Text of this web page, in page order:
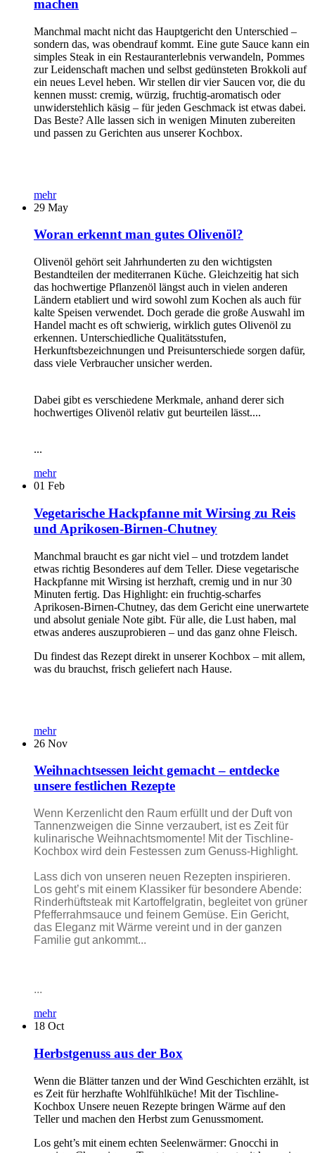
machen
Manchmal macht nicht das Hauptgericht den Unterschied –
sondern das, was obendrauf kommt. Eine gute Sauce kann ein
simples Steak in ein Restauranterlebnis verwandeln, Pommes
zur Leidenschaft machen und selbst gedünsteten Brokkoli auf
ein neues Level heben. Wir stellen dir vier Saucen vor, die du
kennen musst: cremig, würzig, fruchtig-aromatisch oder
unwiderstehlich käsig – für jeden Geschmack ist etwas dabei.
Das Beste? Alle lassen sich in wenigen Minuten zubereiten
und passen zu Gerichten aus unserer Kochbox.
mehr
29 May
Woran erkennt man gutes Olivenöl?
Olivenöl gehört seit Jahrhunderten zu den wichtigsten
Bestandteilen der mediterranen Küche. Gleichzeitig hat sich
das hochwertige Pflanzenöl längst auch in vielen anderen
Ländern etabliert und wird sowohl zum Kochen als auch für
kalte Speisen verwendet. Doch gerade die große Auswahl im
Handel macht es oft schwierig, wirklich gutes Olivenöl zu
erkennen. Unterschiedliche Qualitätsstufen,
Herkunftsbezeichnungen und Preisunterschiede sorgen dafür,
dass viele Verbraucher unsicher werden.
Dabei gibt es verschiedene Merkmale, anhand derer sich
hochwertiges Olivenöl relativ gut beurteilen lässt....
...
mehr
01 Feb
Vegetarische Hackpfanne mit Wirsing zu Reis
und Aprikosen-Birnen-Chutney
Manchmal braucht es gar nicht viel – und trotzdem landet
etwas richtig Besonderes auf dem Teller. Diese vegetarische
Hackpfanne mit Wirsing ist herzhaft, cremig und in nur 30
Minuten fertig. Das Highlight: ein fruchtig-scharfes
Aprikosen-Birnen-Chutney, das dem Gericht eine unerwartete
und absolut geniale Note gibt. Für alle, die Lust haben, mal
etwas anderes auszuprobieren – und das ganz ohne Fleisch.
Du findest das Rezept direkt in unserer Kochbox – mit allem,
was du brauchst, frisch geliefert nach Hause.
mehr
26 Nov
Weihnachtsessen leicht gemacht – entdecke
unsere festlichen Rezepte
Wenn Kerzenlicht den Raum erfüllt und der Duft von
Tannenzweigen die Sinne verzaubert, ist es Zeit für
kulinarische Weihnachtsmomente! Mit der Tischline-
Kochbox wird dein Festessen zum Genuss-Highlight.
Lass dich von unseren neuen Rezepten inspirieren.
Los geht’s mit einem Klassiker für besondere Abende:
Rinderhüftsteak mit Kartoffelgratin, begleitet von grüner
Pfefferrahmsauce und feinem Gemüse. Ein Gericht,
das Eleganz mit Wärme vereint und in der ganzen
Familie gut ankommt...
...
mehr
18 Oct
Herbstgenuss aus der Box
Wenn die Blätter tanzen und der Wind Geschichten erzählt, ist
es Zeit für herzhafte Wohlfühlküche! Mit der Tischline-
Kochbox Unsere neuen Rezepte bringen Wärme auf den
Teller und machen den Herbst zum Genussmoment.
Los geht’s mit einem echten Seelenwärmer: Gnocchi in